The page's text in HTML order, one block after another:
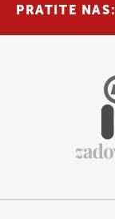
PRATITE NAS: